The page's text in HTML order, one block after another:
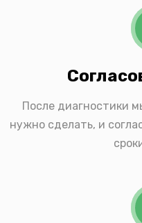
После диагностики
нужно сделать, и